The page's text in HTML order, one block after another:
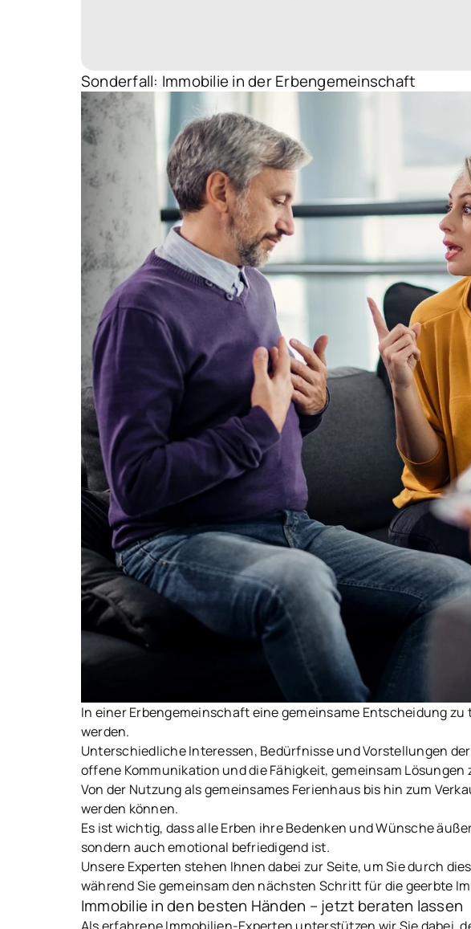
Sonderfall: Immobilie in der Erbengemeinschaft
In einer Erbengemeinschaft eine gemeinsame Entscheidung
werden.
Unterschiedliche Interessen, Bedürfnisse und Vorstellungen
offene Kommunikation und die Fähigkeit, gemeinsam
Von der Nutzung als gemeinsames Ferienhaus bis hin zum
werden können.
Es ist wichtig, dass alle Erben ihre Bedenken und Wünsche
sondern auch emotional befriedigend ist.
Unsere Experten stehen Ihnen dabei zur Seite, um Sie durch
während Sie gemeinsam den nächsten Schritt für die geerbte
Immobilie in den besten Händen – jetzt beraten lassen